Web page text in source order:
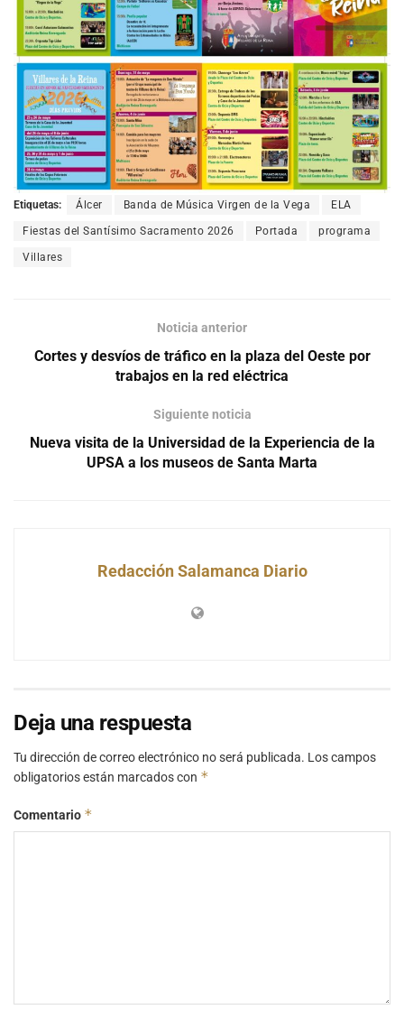
Etiquetas: Álcer Banda de Música Virgen de la Vega ELA
Fiestas del Santísimo Sacramento 2026 Portada programa
Villares
Noticia anterior
Cortes y desvíos de tráfico en la plaza del Oeste por
trabajos en la red eléctrica
Siguiente noticia
Nueva visita de la Universidad de la Experiencia de la
UPSA a los museos de Santa Marta
Redacción Salamanca Diario
Deja una respuesta
Tu dirección de correo electrónico no será publicada. Los campos
obligatorios están marcados con *
Comentario *